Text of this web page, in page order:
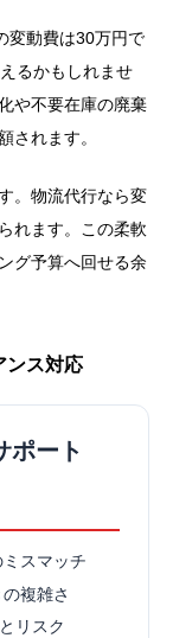
変動費は30万円で
るかもしれませ
や不要在庫の廃棄
されます。
。物流代行なら変
れます。この柔軟
グ予算へ回せる余
ンス対応
ポート
スマッチ
複雑さ
リスク